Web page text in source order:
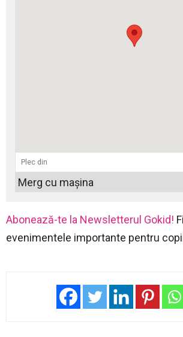
Abonează-te la Newsletterul Gokid!
evenimentele importante pentru